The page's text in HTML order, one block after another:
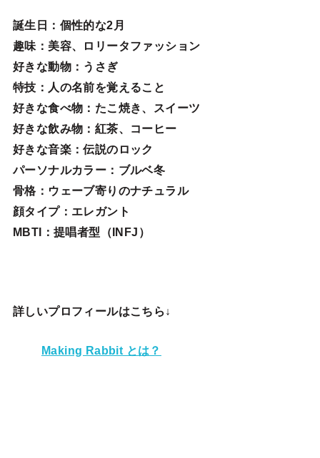
誕生日 ：個性的な2月
趣味 ：美容、ロリータファッション
好きな動物：うさぎ
特技 ：人の名前を覚えること
好きな食べ物 ：たこ焼き、スイーツ
好きな飲み物：紅茶、コーヒー
好きな音楽：伝説のロック
パーソナルカラー：ブルベ冬
骨格：ウェーブ寄りのナチュラル
顔タイプ：エレガン ト
MBTI：提唱者型（INFJ）
詳しいプロフィールはこちら↓
Making Rabbit とは？